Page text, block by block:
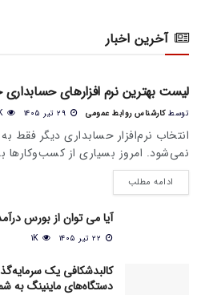
آخرین اخبار
اخبار عمومی بازار
لیست بهترین نرم افزارهای حسابداری
توسط کارشناس روابط عمومی 1K
انتخاب نرم‌افزار حسابداری دیگر فقط
نمی‌شود. امروز بسیاری از کسب‌وکارها
ادامه مطلب
آیا می‌ توان از بورس
1K
کالبدشکافی یک
دستگاه‌های ماینینگ به